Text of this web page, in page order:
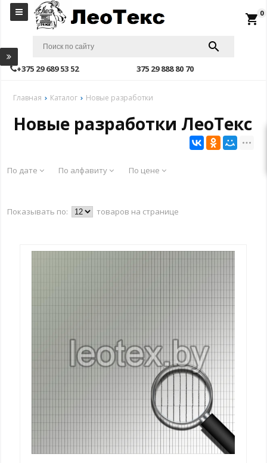
+375 29 689 53 52 375 29 888 80 70
local_grocery_store 0
Главная Каталог Новые разработки
Новые разработки ЛеоТекс
По дате По алфавиту По цене
Показывать по: товаров на странице